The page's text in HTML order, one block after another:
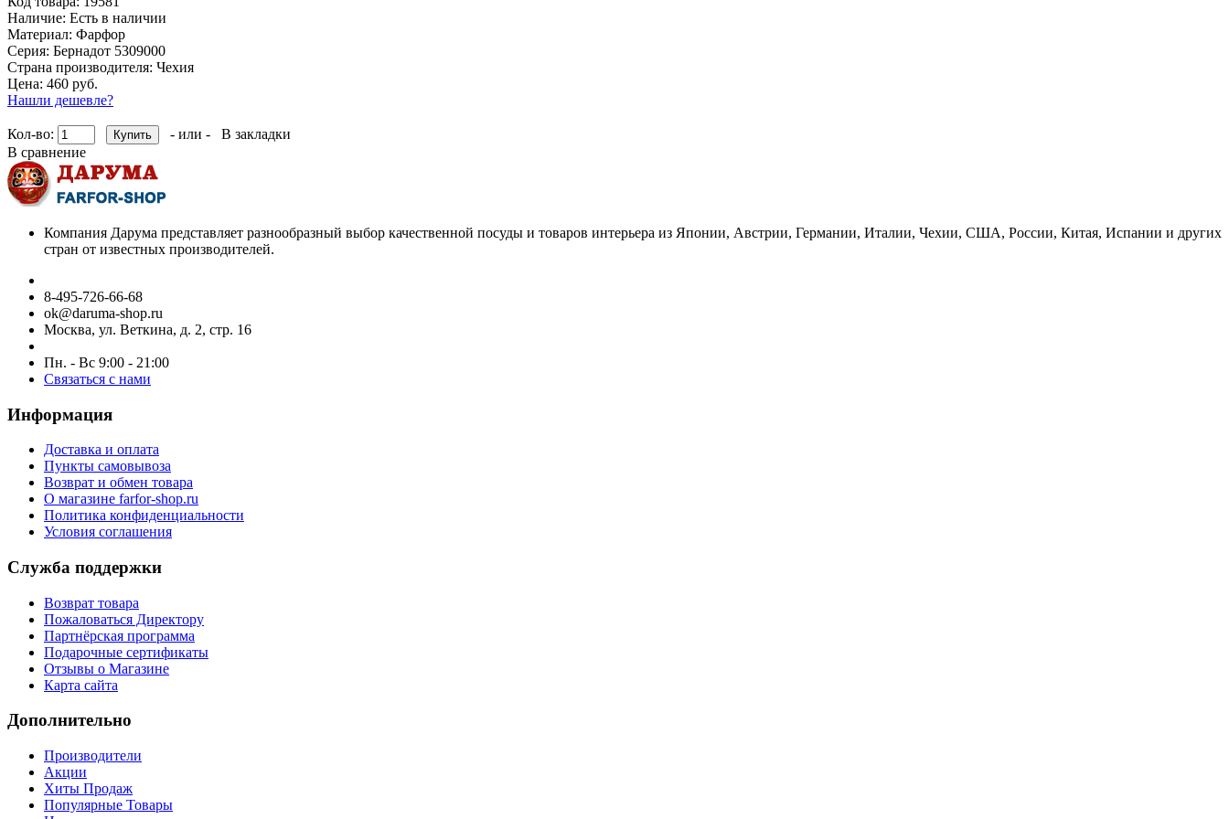
Наличие: Есть в наличии
Материал: Фарфор
Серия: Бернадот 5309000
Страна производителя: Чехия
Цена: 460 руб.
Нашли дешевле?
Кол-во: - или -
В закладки
В сравнение
Компания Дарума представляет разнообразный выбор качественной посуды и товаров интерьера из Японии, Австрии, Германии, Италии, Чехии, США, России, Китая, Испании и других
стран от известных производителей.
8-495-726-66-68
ok@daruma-shop.ru
Москва, ул. Веткина, д. 2, стр. 16
Пн. - Вс 9:00 - 21:00
Связаться с нами
Информация
Доставка и оплата
Пункты самовывоза
Возврат и обмен товара
О магазине farfor-shop.ru
Политика конфиденциальности
Условия соглашения
Служба поддержки
Возврат товара
Пожаловаться Директору
Партнёрская программа
Подарочные сертификаты
Отзывы о Магазине
Карта сайта
Дополнительно
Производители
Акции
Хиты Продаж
Популярные Товары